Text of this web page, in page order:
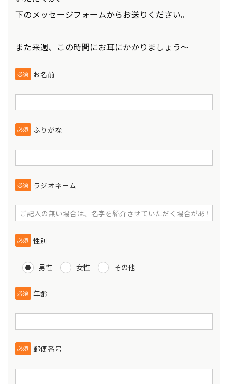
下のメッセージフォームからお送りください。
また来週、この時間にお耳にかかりましょう～
必須 お名前
必須 ふりがな
必須 ラジオネーム
必須 性別
男性 女性 その他
必須 年齢
必須 郵便番号